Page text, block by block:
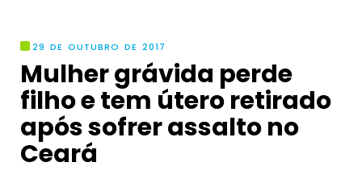
29 DE OUTUBRO DE 2017
Mulher grávida perde
filho e tem útero retirado
após sofrer assalto no
Ceará